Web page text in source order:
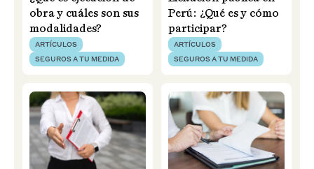
obra y cuáles son sus
modalidades?
ARTÍCULOS
SEGUROS A TU MEDIDA
Perú: ¿Qué es y cómo
participar?
ARTÍCULOS
SEGUROS A TU MEDIDA